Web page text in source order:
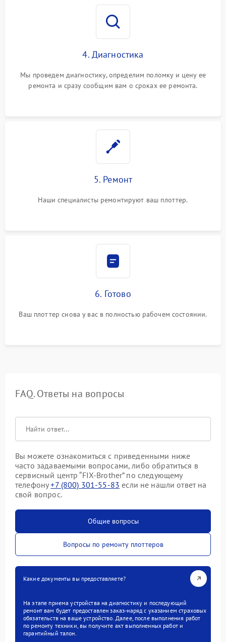
4. Диагностика
Мы проведем диагностику, определим поломку и цену ее
ремонта и сразу сообщим вам о сроках ее ремонта.
5. Ремонт
Наши специалисты ремонтируют ваш плоттер.
6. Готово
Ваш плоттер снова у вас в полностью рабочем состоянии.
FAQ. Ответы на вопросы
Вы можете ознакомиться с приведенными ниже
часто задаваемыми вопросами, либо обратиться в
сервисный центр “FIX-Brother” по следующему
телефону+7 (800) 301-55-83 если не нашли ответ на
свой вопрос.
Общие вопросы
Вопросы по ремонту плоттеров
Какие документы вы предоставляете?
На этапе приема устройства на диагностику и последующий
ремонт вам будет предоставлен заказ-наряд с указанием страховых
обязательств на ваше устройство. Далее, после выполнения работ
по ремонту техники, вы получите акт выполненных работ и
гарантийный талон.